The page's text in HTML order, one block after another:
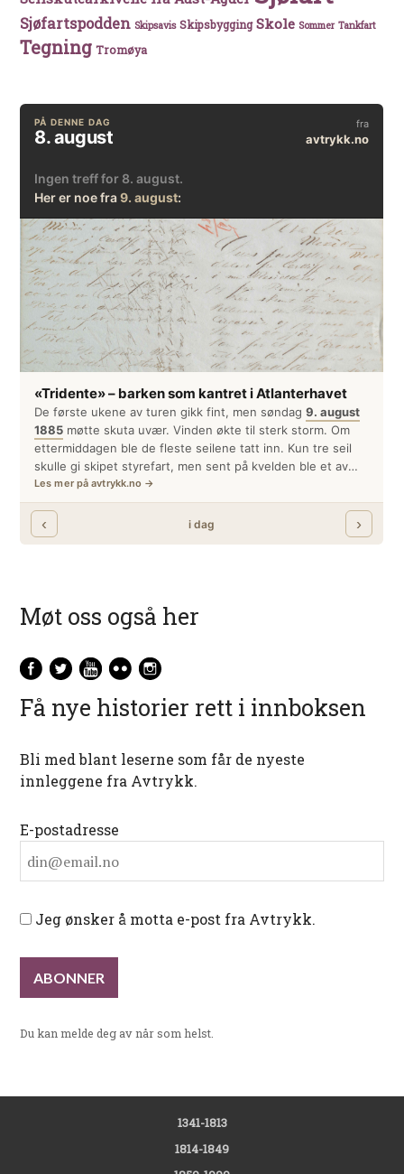
Sjøfartspodden Skipsavis Skipsbygging Skole Sommer Tankfart
Tegning Tromøya
Møt oss også her
Få nye historier rett i innboksen
Bli med blant leserne som får de nyeste
innleggene fra Avtrykk.
E-postadresse
Jeg ønsker å motta e-post fra Avtrykk.
Du kan melde deg av når som helst.
1341-1813
1814-1849